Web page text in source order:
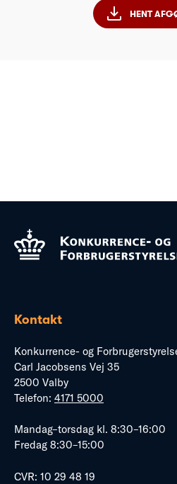
HENT
Kontakt
Konkurrence- og
Carl Jacobsens Vej 35
2500 Valby
Telefon: 4171 5000
Mandag–torsdag kl. 8:30–16:00
Fredag 8:30–15:00
CVR: 10 29 48 19